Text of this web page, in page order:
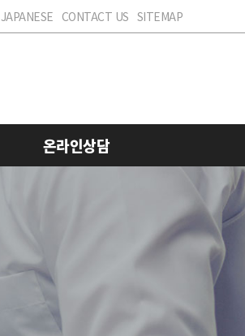
JAPANESE CONTACT US SITEMAP
온라인상담